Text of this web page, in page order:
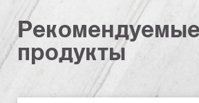
Рекомендуемые
продукты